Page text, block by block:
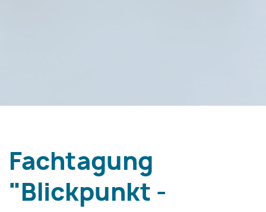
Fachtagung
"Blickpunkt -